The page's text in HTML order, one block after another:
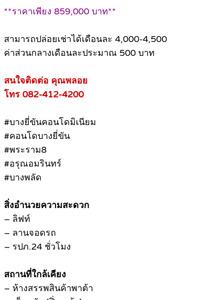
**ราคาเพียง 859,000 บาท**
สามารถปล่อยเช่าได้เดือนละ 4,000-4,500
ค่าส่วนกลางเดือนละประมาณ 500 บาท
สนใจติดต่อ คุณพลอย
โทร 082-412-4200
#บางยี่ขันคอนโดมิเนียม
#คอนโดบางยี่ขัน
#พระราม8
#อรุณอมรินทร์
#บางพลัด
สิ่งอำนวยความสะดวก
– ลิฟท์
– ลานจอดรถ
– รปภ.24 ชั่วโมง
สถานที่ใกล้เคียง
– ห้างสรรพสินค้าพาต้า